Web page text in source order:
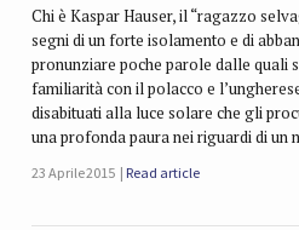
Chi è Kaspar Hauser, il “ragazzo
segni di un forte isolamento e di
pronunziare poche parole dalle quali
familiarità con il polacco e
disabituati alla luce solare che gli
una profonda paura nei riguardi di un
23 Aprile 2015 Read article